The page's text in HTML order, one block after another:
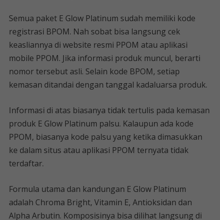
Semua paket E Glow Platinum sudah memiliki kode
registrasi BPOM. Nah sobat bisa langsung cek
keasliannya di website resmi PPOM atau aplikasi
mobile PPOM. Jika informasi produk muncul, berarti
nomor tersebut asli. Selain kode BPOM, setiap
kemasan ditandai dengan tanggal kadaluarsa produk.
Informasi di atas biasanya tidak tertulis pada kemasan
produk E Glow Platinum palsu. Kalaupun ada kode
PPOM, biasanya kode palsu yang ketika dimasukkan
ke dalam situs atau aplikasi PPOM ternyata tidak
terdaftar.
Formula utama dan kandungan E Glow Platinum
adalah Chroma Bright, Vitamin E, Antioksidan dan
Alpha Arbutin. Komposisinya bisa dilihat langsung di